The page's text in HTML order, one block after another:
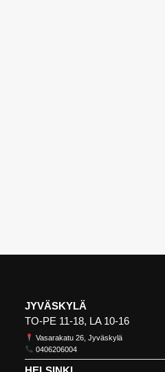
JYVÄSKYLÄ
TO-PE 11-18, LA 10-16
Vasarakatu 26, Jyväskylä
0406206004